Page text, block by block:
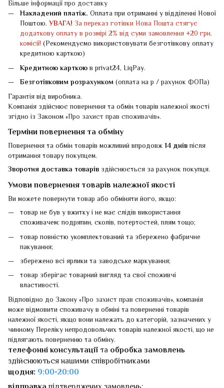
Більше інформації про доставку
Накладений платіж. Оплата при отриманні у відділенні Нової
Поштою.УВАГА! За переказ готівки Нова Пошта стягує
додаткову оплату в розмірі 2% від суми замовлення +20 грн.
комісії! (Рекомендуємо використовувати безготівкову оплату
кредитною карткою)
Кредитною карткоюв privat24, LiqPay.
Безготівковим розрахунком(оплата на р / рахунок ФОПа)
Гарантія від виробника.
Компанія здійснює повернення та обмін товарів належної якості
згідно із Законом «Про захист прав споживачів».
Терміни повернення та обміну
Повернення та обмін товарів можливий впродовж14 днівпісля
отримання товару покупцем.
Зворотня доставка товарів здійснюється за рахунок покупця.
Умови повернення товарів належної якості
Ви можете повернути товар або обміняти його, якщо:
товар не був у вжитку і не має слідів використання
споживачем: подряпин, сколів, потертостей, плям тощо;
товар повністю укомплектований та збережено фабричне
пакування;
збережено всі ярлики та заводське маркування;
товар зберігає товарний вигляд та свої споживчі
властивості.
Відповідно до Закону «Про захист прав споживачів», компанія
може відмовити споживачу в обміні та поверненні товарів
належної якості, якщо вони належать до категорій, зазначених у
чинному Переліку непродовольчих товарів належної якості, що не
підлягають поверненню та обміну.
телефонні консультації та обробка замовлень
здійснюються нашими співробітниками
щодня: 9:00-20:00